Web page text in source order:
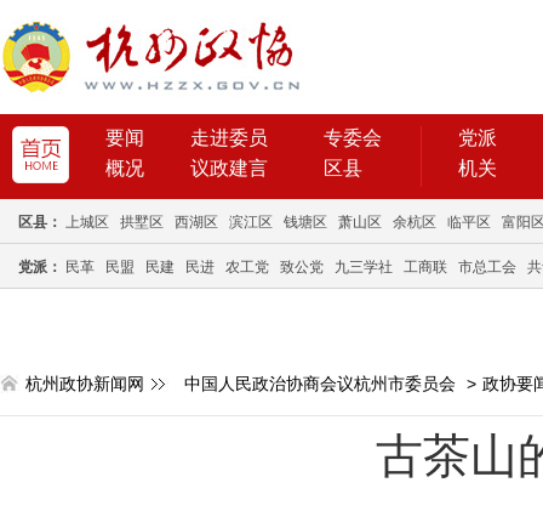
要闻 走进委员
专委会
概况
议政建言 区县
党派
机关
区县： 上城区 拱墅区 西湖区 滨江区 钱塘区 萧山区 余杭区 临平区 富阳
党派： 民革 民盟 民建 民进 农工党 致公党 九三学社 工商联 市总工会
杭州政协新闻网 中国人民政治协商会议杭州市委员会 > 政协要
古茶山